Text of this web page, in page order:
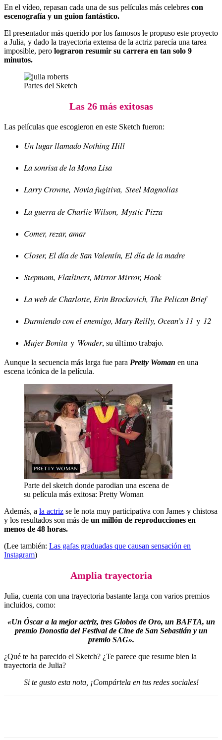
En el vídeo, repasan cada una de sus películas más celebres con
escenografía y un guion fantástico.
El presentador más querido por los famosos le propuso este proyecto
a Julia, y dado la trayectoria extensa de la actriz parecía una tarea
imposible, pero lograron resumir su carrera en tan solo 9
minutos.
Partes del Sketch
Las 26 más exitosas
Las películas que escogieron en este Sketch fueron:
Un lugar llamado Nothing Hill
La sonrisa de la Mona Lisa
Larry Crowne,Novia fugitiva, Steel Magnolias
La guerra de Charlie Wilson, Mystic Pizza
Comer, rezar, amar
Closer, El día de San Valentín, El día de la madre
Stepmom, Flatliners, Mirror Mirror, Hook
La web de Charlotte, Erin Brockovich, The Pelican Brief
Durmiendo con el enemigo, Mary Reilly, Ocean’s 11 y 12
Mujer Bonita y Wonder, su último trabajo.
Aunque la secuencia más larga fue para Pretty Woman en una
escena icónica de la película.
Parte del sketch donde parodian una escena de
su película más exitosa: Pretty Woman
Además, a la actriz se le nota muy participativa con James y chistosa
y los resultados son más de un millón de reproducciones en
menos de 48 horas.
(Lee también: Las gafas graduadas que causan sensación en
Instagram)
Amplia trayectoria
Julia, cuenta con una trayectoria bastante larga con varios premios
incluidos, como:
«Un Óscar a la mejor actriz, tres Globos de Oro, un BAFTA, un
premio Donostia del Festival de Cine de San Sebastián y un
premio SAG».
¿Qué te ha parecido el Sketch? ¿Te parece que resume bien la
trayectoria de Julia?
Si te gusto esta nota, ¡Compártela en tus redes sociales!